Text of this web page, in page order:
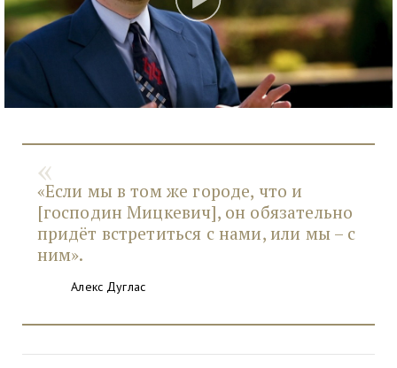
Play
Video
«Если мы в том же городе, что и
[господин Мицкевич], он обязательно
придёт встретиться с нами, или мы – с
ним».
Алекс Дуглас